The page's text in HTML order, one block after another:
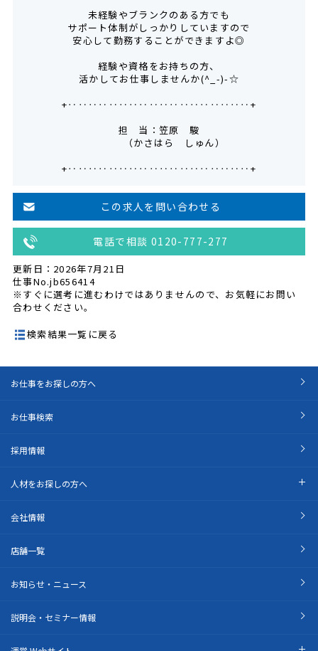
未経験やブランクのある方でも
サポート体制がしっかりしていますので
安心して勤務することができますよ◎
経験や資格をお持ちの方、
活かしてお仕事しませんか(^_-)-☆
+‥‥‥‥‥‥‥‥‥‥‥‥‥‥‥‥‥‥+
担 当：笠原 駿
（かさはら しゅん）
+‥‥‥‥‥‥‥‥‥‥‥‥‥‥‥‥‥‥+
この求人を問い合わせる
電話で相談 0120-777-277
更新日：2026年7月21日
仕事No.jb656414
※すぐに選考に進むわけではありませんので、お気軽にお問い
合わせください。
検索結果一覧に戻る
お仕事をお探しの方へ
お仕事検索
採用情報
人材をお探しの方へ
会社情報
店舗一覧
お知らせ・ニュース
説明会・セミナー情報